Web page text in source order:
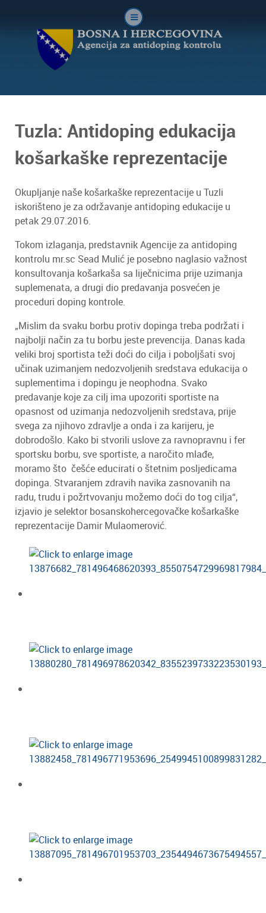
Tuzla: Antidoping edukacija
košarkaške reprezentacije
Okupljanje naše košarkaške reprezentacije u Tuzli
iskorišteno je za održavanje antidoping edukacije u
petak 29.07.2016.
Tokom izlaganja, predstavnik Agencije za antidoping
kontrolu mr.sc Sead Mulić je posebno naglasio važnost
konsultovanja košarkaša sa liječnicima prije uzimanja
suplemenata, a drugi dio predavanja posvećen je
proceduri doping kontrole.
„Mislim da svaku borbu protiv dopinga treba podržati i
najbolji način za tu borbu jeste prevencija. Danas kada
veliki broj sportista teži doći do cilja i poboljšati svoj
učinak uzimanjem nedozvoljenih sredstava edukacija o
suplementima i dopingu je neophodna. Svako
predavanje koje za cilj ima upozoriti sportiste na
opasnost od uzimanja nedozvoljenih sredstava, prije
svega za njihovo zdravlje a onda i za karijeru, je
dobrodošlo. Kako bi stvorili uslove za ravnopravnu i fer
sportsku borbu, sve sportiste, a naročito mlađe,
moramo što češće educirati o štetnim posljedicama
dopinga. Stvaranjem zdravih navika zasnovanih na
radu, trudu i požrtvovanju možemo doći do tog cilja“,
izjavio je selektor bosanskohercegovačke košarkaške
reprezentacije Damir Mulaomerović.